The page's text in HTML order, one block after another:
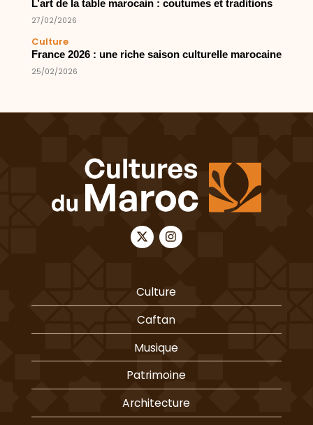
L’art de la table marocain : coutumes et traditions
27/02/2026
Culture
France 2026 : une riche saison culturelle marocaine
25/02/2026
Culture
Caftan
Musique
Patrimoine
Architecture